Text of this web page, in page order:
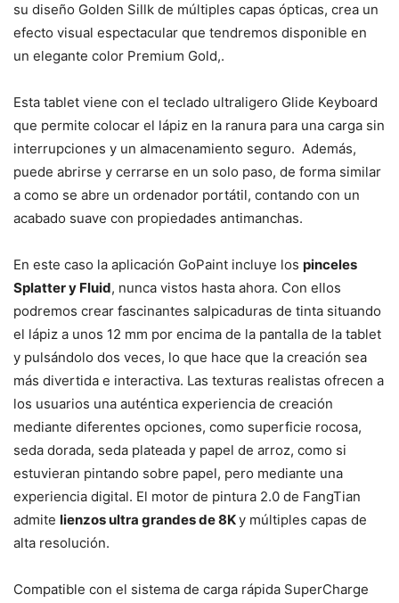
su diseño Golden Sillk de múltiples capas ópticas, crea un
efecto visual espectacular que tendremos disponible en
un elegante color Premium Gold,.
Esta tablet viene con el teclado ultraligero Glide Keyboard
que permite colocar el lápiz en la ranura para una carga sin
interrupciones y un almacenamiento seguro. Además,
puede abrirse y cerrarse en un solo paso, de forma similar
a como se abre un ordenador portátil, contando con un
acabado suave con propiedades antimanchas.
En este caso la aplicación GoPaint incluye los pinceles
Splatter y Fluid, nunca vistos hasta ahora. Con ellos
podremos crear fascinantes salpicaduras de tinta situando
el lápiz a unos 12 mm por encima de la pantalla de la tablet
y pulsándolo dos veces, lo que hace que la creación sea
más divertida e interactiva. Las texturas realistas ofrecen a
los usuarios una auténtica experiencia de creación
mediante diferentes opciones, como superficie rocosa,
seda dorada, seda plateada y papel de arroz, como si
estuvieran pintando sobre papel, pero mediante una
experiencia digital. El motor de pintura 2.0 de FangTian
admite lienzos ultra grandes de 8Ky múltiples capas de
alta resolución.
Compatible con el sistema de carga rápida SuperCharge